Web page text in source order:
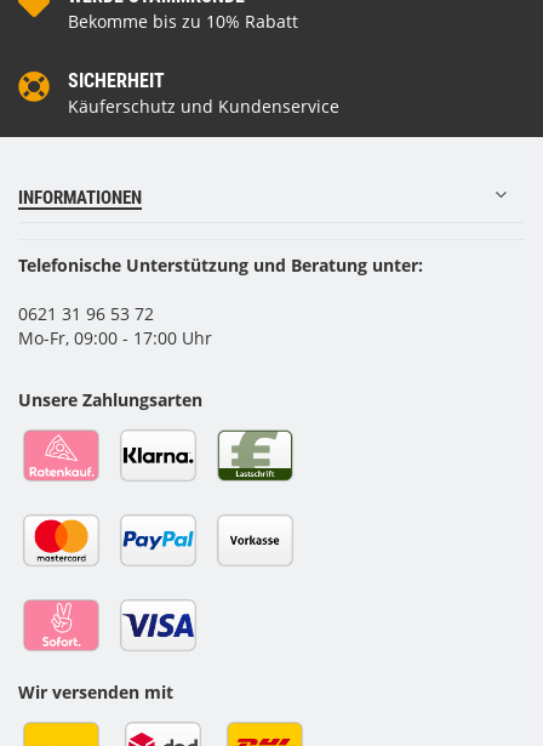
Bekomme bis zu 10% Rabatt
SICHERHEIT
Käuferschutz und Kundenservice
INFORMATIONEN
Telefonische Unterstützung und Beratung unter:
0621 31 96 53 72
Mo-Fr, 09:00 - 17:00 Uhr
Unsere Zahlungsarten
Wir versenden mit